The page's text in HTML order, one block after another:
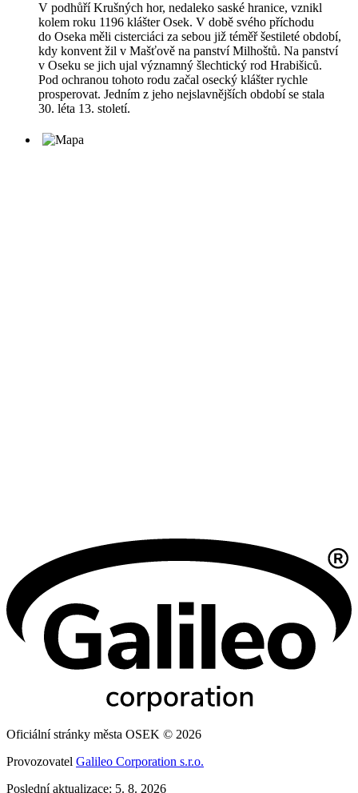
V podhůří Krušných hor, nedaleko saské hranice, vznikl
kolem roku 1196 klášter Osek. V době svého příchodu
do Oseka měli cisterciáci za sebou již téměř šestileté období,
kdy konvent žil v Mašťově na panství Milhoštů. Na panství
v Oseku se jich ujal významný šlechtický rod Hrabišiců.
Pod ochranou tohoto rodu začal osecký klášter rychle
prosperovat. Jedním z jeho nejslavnějších období se stala
30. léta 13. století.
Oficiální stránky města OSEK © 2026
Provozovatel Galileo Corporation s.r.o.
Poslední aktualizace: 5. 8. 2026